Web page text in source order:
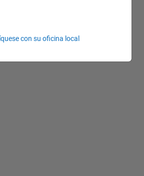
con su oficina local